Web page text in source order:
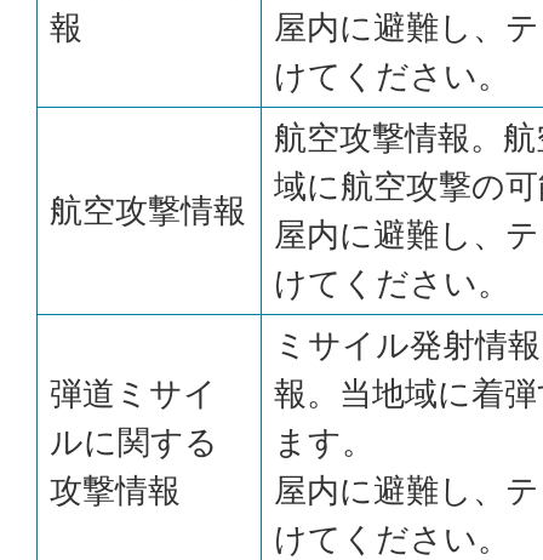
報
屋内に避難し、
けてください。
航空攻撃情報
航空攻撃情報。
域に航空攻撃の
屋内に避難し、
けてください。
弾道ミサイ
ルに関する
攻撃情報
ミサイル発射情
報。当地域に着
ます。
屋内に避難し、
けてください。